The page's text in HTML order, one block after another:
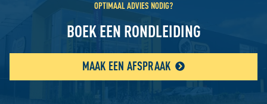
OPTIMAAL ADVIES NODIG?
BOEK EEN RONDLEIDING
MAAK EEN AFSPRAAK